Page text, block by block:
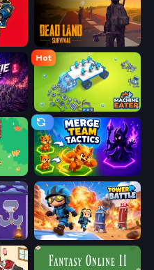
Dead Land: Survival
Idle Zombie Wave: Survivors
Hot
Machine Eater
Merge Team Tactics
Tower Battle